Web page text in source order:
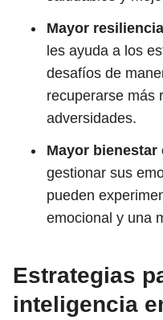
Mayor
les ayuda a los
desafíos de
recuperarse más
adversidades.
Mayor bienestar
gestionar sus
pueden
emocional y una
Estrategias
inteligencia